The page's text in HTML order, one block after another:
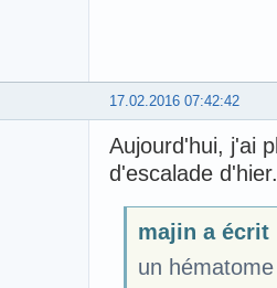
17.02.2016 07:42:42
Aujourd'hui, j'ai
d'escalade
majin a écrit
un